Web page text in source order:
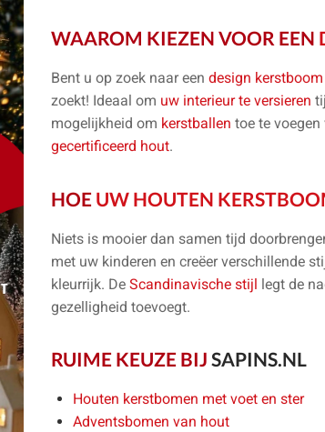
WAAROM KIEZEN VOOR EEN
Bent u op zoek naar een design kerstboom
zoekt! Ideaal om uw interieur te versieren
mogelijkheid om kerstballen toe te
gecertificeerd hout.
HOEUW HOUTEN
Niets is mooier dan samen tijd
met uw kinderen en creëer verschillende
kleurrijk. De Scandinavische stijl legt de
gezelligheid toevoegt.
RUIME KEUZE BIJSAPINS.NL
Houten kerstbomen met voet en ster
Adventsbomen van hout